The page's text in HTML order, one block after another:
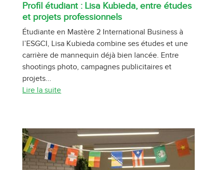
Profil étudiant : Lisa Kubieda, entre études
et projets professionnels
Étudiante en Mastère 2 International Business à
l’ESGCI, Lisa Kubieda combine ses études et une
carrière de mannequin déjà bien lancée. Entre
shootings photo, campagnes publicitaires et
projets...
Lire la suite